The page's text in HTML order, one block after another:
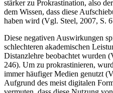
stärker zu Prokrastination, also
dem Wissen, dass diese
haben wird (Vgl. Steel, 2007, S.
Diese negativen Auswirkungen
schlechteren akademischen
Distanzlehre beobachtet wurden
246). Um zu prokrastinieren,
immer häufiger Medien genutzt
Aufgrund des meist digitalen